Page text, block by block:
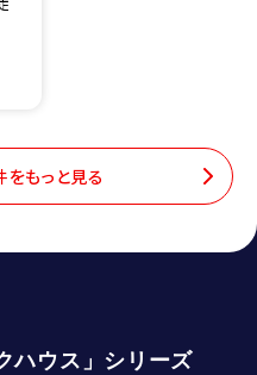
もっと見る
ハウス」シリーズ